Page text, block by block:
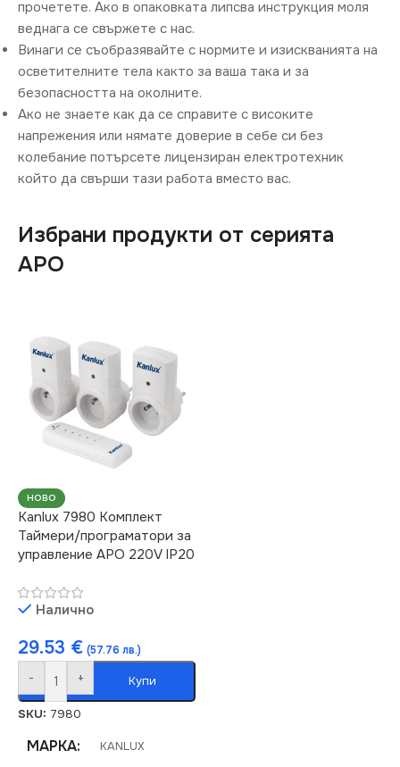
прочетете. Ако в опаковката липсва инструкция моля
веднага се свържете с нас.
Винаги се съобразявайте с нормите и изискванията на
осветителните тела както за ваша така и за
безопасността на околните.
Ако не знаете как да се справите с високите
напрежения или нямате доверие в себе си без
колебание потърсете лицензиран електротехник
който да свърши тази работа вместо вас.
Избрани продукти от серията
APO
НОВО
Kanlux 7980 Комплект
Таймери/програматори за
управление APO 220V IP20
Налично
29.53 € (57.76 лв.)
- + Купи
SKU: 7980
МАРКА KANLUX